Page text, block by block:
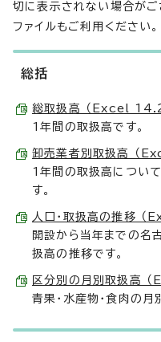
切に表示されない場合がご
ファイルもご利用ください。
総括
総取扱高 （Excel
1年間の取扱高です。
卸売業者別取扱高 （
1年間の取扱高につい
す。
人口・取扱高の推移
開設から当年までの名
扱高の推移です。
区分別の月別取扱高
青果・水産物・食肉の月